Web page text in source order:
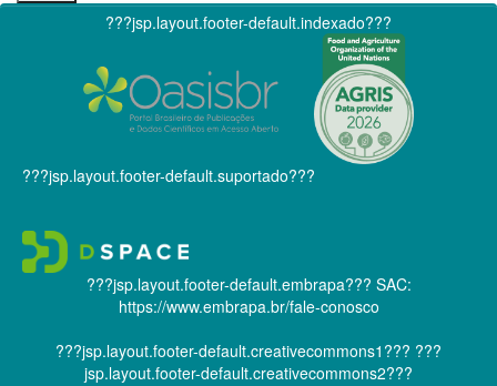
???jsp.layout.footer-default.indexado???
???jsp.layout.footer-default.suportado???
???jsp.layout.footer-default.embrapa??? SAC:
https://www.embrapa.br/fale-conosco
???jsp.layout.footer-default.creativecommons1??? ???
jsp.layout.footer-default.creativecommons2???